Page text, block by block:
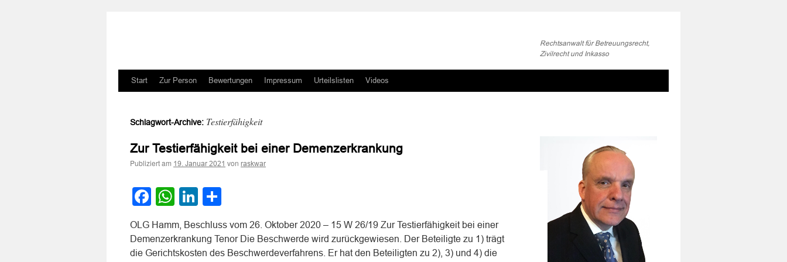
Rechtsanwalt für Betreuungsrecht,
Zivilrecht und Inkasso
Zum
springen
Start Zur Person Bewertungen Impressum Urteilslisten Videos
Schlagwort-Archive: Testierfähigkeit
Zur Testierfähigkeit bei einer Demenzerkrankung
Publiziert am 19. Januar 2021 von raskwar
Facebook
WhatsApp
LinkedIn
OLG Hamm, Beschluss vom 26. Oktober 2020 – 15 W 26/19 Zur Testierfähigkeit bei einer
Demenzerkrankung Tenor Die Beschwerde wird zurückgewiesen. Der Beteiligte zu 1) trägt
die Gerichtskosten des Beschwerdeverfahrens. Er hat den Beteiligten zu 2), 3) und 4) die